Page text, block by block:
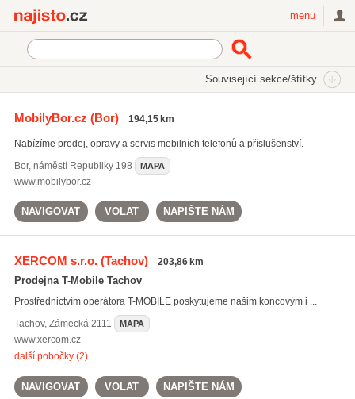
menu
Související sekce/štítky
Sony Ericsson(41)
Samsung(218)
MobilyBor.cz (Bor) 194,15 km
Nabízíme prodej, opravy a servis mobilních telefonů a příslušenství.
Bor, náměstí Republiky 198 MAPA
www.mobilybor.cz
NAVIGOVAT VOLAT NAPIŠTE NÁM
XERCOM s.r.o.(Tachov) 203,86 km
Prodejna T-Mobile Tachov
Prostřednictvím operátora T-MOBILE poskytujeme našim koncovým i ...
Tachov, Zámecká 2111 MAPA
www.xercom.cz
další pobočky (2)
NAVIGOVAT VOLAT NAPIŠTE NÁM